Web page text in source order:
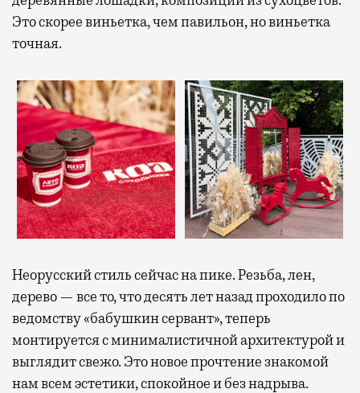
Это скорее виньетка, чем павильон, но виньетка
точная.
Неорусский стиль сейчас на пике. Резьба, лен,
дерево — все то, что десять лет назад проходило по
ведомству «бабушкин сервант», теперь
монтируется с минималистичной архитектурой и
выглядит свежо. Это новое прочтение знакомой
нам всем эстетики, спокойное и без надрыва.